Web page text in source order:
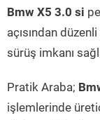
Bmw X5 3.0 si
açısından
sürüş imkanı
Pratik Araba;
işlemlerinde